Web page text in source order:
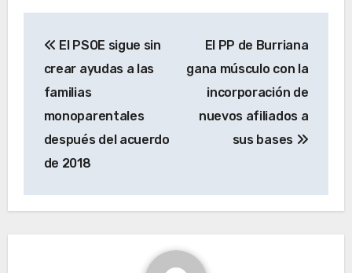
de
entradas
El PSOE sigue sin
crear ayudas a las
familias
monoparentales
después del acuerdo
de 2018
El PP de Burriana
gana músculo con la
incorporación de
nuevos afiliados a
sus bases